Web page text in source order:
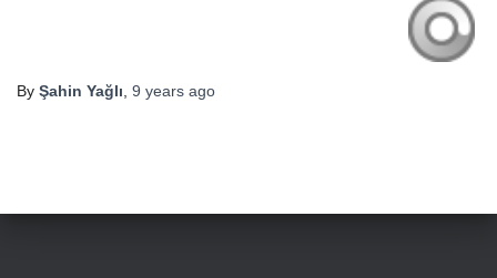
By Şahin Yağlı 9 years ago